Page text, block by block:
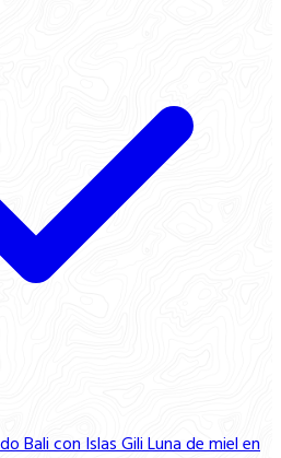
Bali con Islas GiliLuna de miel en